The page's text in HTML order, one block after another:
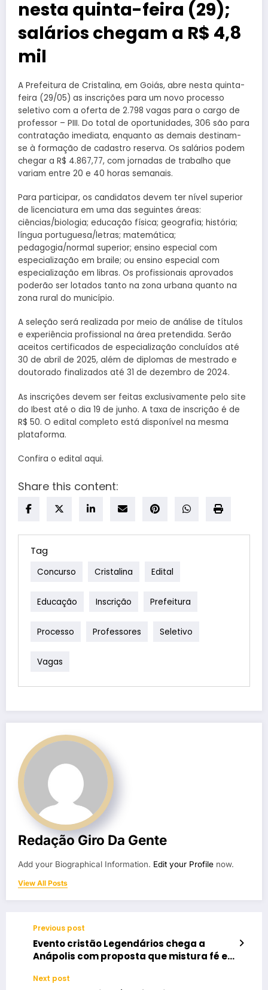
nesta quinta-feira (29);
salários chegam a R$ 4,8
mil
A Prefeitura de Cristalina, em Goiás, abre nesta quinta-
feira (29/05) as inscrições para um novo processo
seletivo com a oferta de 2.798 vagas para o cargo de
professor – PIII. Do total de oportunidades, 306 são para
contratação imediata, enquanto as demais destinam-
se à formação de cadastro reserva. Os salários podem
chegar a R$ 4.867,77, com jornadas de trabalho que
variam entre 20 e 40 horas semanais.
Para participar, os candidatos devem ter nível superior
de licenciatura em uma das seguintes áreas:
ciências/biologia; educação física; geografia; história;
língua portuguesa/letras; matemática;
pedagogia/normal superior; ensino especial com
especialização em braile; ou ensino especial com
especialização em libras. Os profissionais aprovados
poderão ser lotados tanto na zona urbana quanto na
zona rural do município.
A seleção será realizada por meio de análise de títulos
e experiência profissional na área pretendida. Serão
aceitos certificados de especialização concluídos até
30 de abril de 2025, além de diplomas de mestrado e
doutorado finalizados até 31 de dezembro de 2024.
As inscrições devem ser feitas exclusivamente pelo site
do Ibest até o dia 19 de junho. A taxa de inscrição é de
R$ 50. O edital completo está disponível na mesma
plataforma.
Confira o edital aqui.
Share this content:
Tag
Concurso Cristalina Edital
Educação Inscrição Prefeitura
Processo Professores Seletivo
Vagas
Redação Giro Da Gente
Add your Biographical Information. Edit your Profile now.
View All Posts
Previous post
Evento cristão Legendários chega a
Anápolis com proposta que mistura fé e
Next post